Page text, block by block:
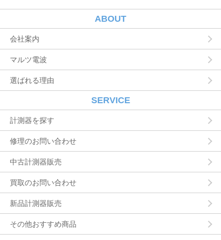
ユーザーに自分の登録情報の閲覧や修正，利用
状況の閲覧を行っていただくために，氏名，住
の代金などに関する情報を表示する目的
アドレスを利用する場合やユーザーに商品を送
名や住所などの連絡先情報を利用する目的
ユーザーの本人確認を行うために，氏名，生年
月日，住所，電話番号，銀行口座番号，クレジ
商品名や数量，利用されたサービスの種類や期
情報などを利用する目的
ユーザーが簡便にデータを入力できるようにす
るために，当社に登録されている情報を入力画
含みます）に転送したりする目的
代金の支払を遅滞したり第三者に損害を発生さ
ABOUT
会社案内
マルツ電波
選ばれる理由
SERVICE
計測器を探す
修理のお問い合わせ
中古計測器販売
買取のお問い合わせ
新品計測器販売
その他おすすめ商品